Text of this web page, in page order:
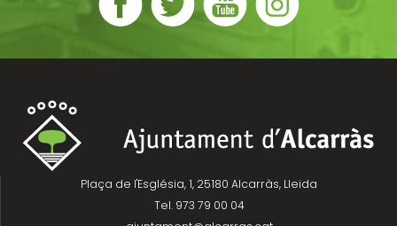
Plaça de l'Església, 1, 25180 Alcarràs, Lleida
Tel. 973 79 00 04